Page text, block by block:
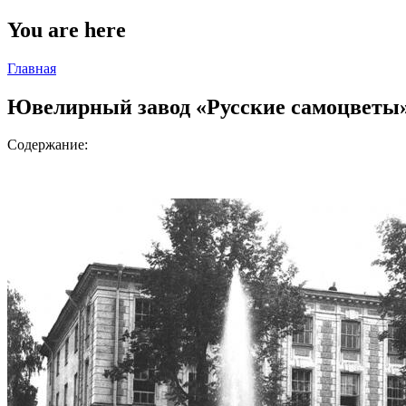
You are here
Главная
Ювелирный завод «Русские
Содержание: